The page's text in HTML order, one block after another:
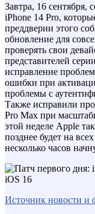
Завтра, 16 сентября,
iPhone 14 Pro,
преддверии этого
обновление для
проверять свои
представителей
исправление
ошибки при
проблемы с
Также исправили
Pro Max при
этой неделе Apple
позднее будет на
несколько часов
Источник новости и